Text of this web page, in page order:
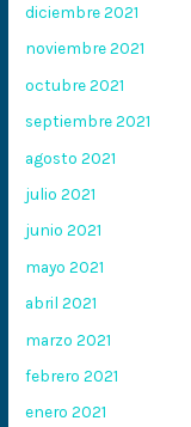
diciembre 2021
noviembre 2021
octubre 2021
septiembre 2021
agosto 2021
julio 2021
junio 2021
mayo 2021
abril 2021
marzo 2021
febrero 2021
enero 2021